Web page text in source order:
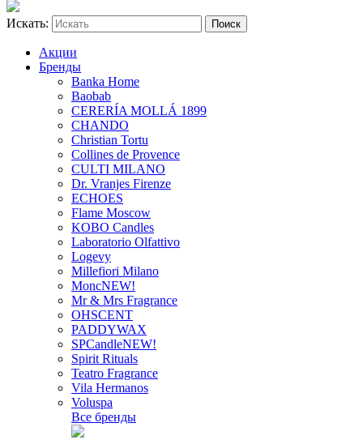
Искать:
Акции
Бренды
Banka Home
Baobab
CERERÍA MOLLÁ 1899
CHANDO
Christian Tortu
Collines de Provence
CULTI MILANO
Dr. Vranjes Firenze
ECHOES
Flame Moscow
KOBO Candles
Laboratorio Olfattivo
Logevy
Millefiori Milano
MoncNEW!
Mr & Mrs Fragrance
OHSCENT
PADDYWAX
SPCandleNEW!
Spirit Rituals
Teatro Fragrance
Vila Hermanos
Voluspa
Все бренды